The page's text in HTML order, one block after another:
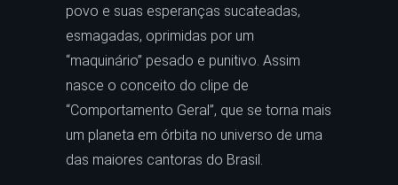
povo e suas esperanças sucateadas,
esmagadas, oprimidas por um
“maquinário” pesado e punitivo. Assim
nasce o conceito do clipe de
“Comportamento Geral”, que se torna mais
um planeta em órbita no universo de uma
das maiores cantoras do Brasil.